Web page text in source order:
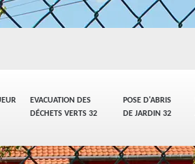
EVACUATION DES
DÉCHETS VERTS 32
POSE D'ABRIS
DE JARDIN 32